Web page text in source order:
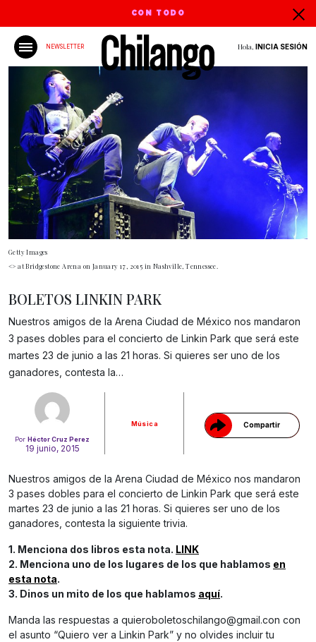
CON TODO
NEWSLETTER Hola, INICIA SESIÓN
Getty Images
<> at Bridgestone Arena on January 17, 2015 in Nashville, Tennessee.
Por Héctor Cruz Perez
19 junio, 2015
Música Compartir
Gracias!
BOLETOS LINKIN PARK
Nuestros amigos de la Arena Ciudad de México nos mandaron
3 pases dobles para el concierto de Linkin Park que será este
martes 23 de junio a las 21 horas. Si quieres ser uno de los
ganadores, contesta la…
Nuestros amigos de la Arena Ciudad de México nos mandaron
3 pases dobles para el concierto de Linkin Park que será este
martes 23 de junio a las 21 horas. Si quieres ser uno de los
ganadores, contesta la siguiente trivia.
1. Menciona dos libros esta nota. LINK
2. Menciona uno de los lugares de los que hablamos en
esta nota.
3. Dinos un mito de los que hablamos aquí.
Manda las respuestas a quieroboletoschilango@gmail.con con
el asunto “Quiero ver a Linkin Park” y no olvides incluir tu